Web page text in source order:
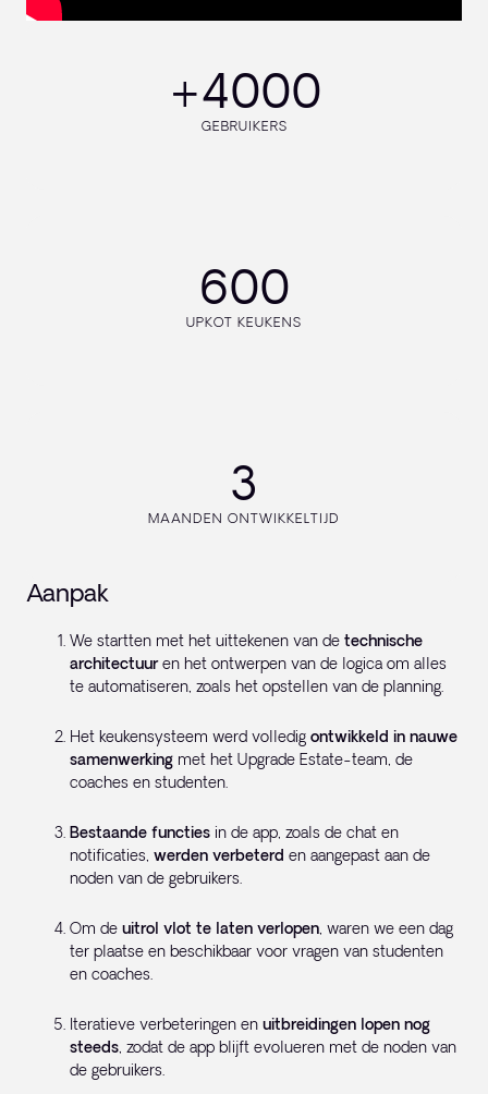
+4000
GEBRUIKERS
600
UPKOT KEUKENS
3
MAANDEN ONTWIKKELTIJD
Aanpak
We startten met het uittekenen van de technische
architectuuren het ontwerpen van de logica om alles
te automatiseren, zoals het opstellen van de planning.
Het keukensysteem werd volledig ontwikkeld in nauwe
samenwerking met het Upgrade Estate-team, de
coaches en studenten.
Bestaande functies in de app, zoals de chat en
notificaties, werden verbeterd en aangepast aan de
noden van de gebruikers.
Om de uitrol vlot te laten verlopen, waren we een dag
ter plaatse en beschikbaar voor vragen van studenten
en coaches.
Iteratieve verbeteringen en uitbreidingen lopen nog
steeds, zodat de app blijft evolueren met de noden van
de gebruikers.